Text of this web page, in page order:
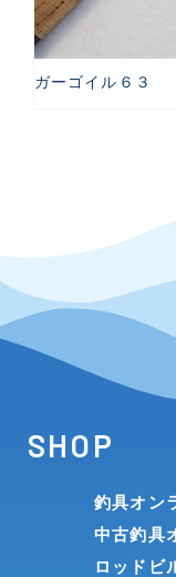
ガーゴイル６３
SHOP
釣具オン
中古釣具
ロッドビ